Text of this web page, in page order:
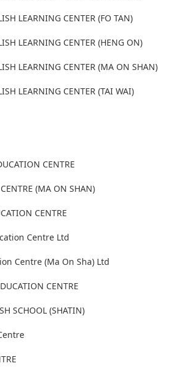
LEARNING CENTER (FO TAN)
LEARNING CENTER (HENG ON)
LEARNING CENTER (MA ON SHAN)
LEARNING CENTER (TAI WAI)
CENTRE
(MA ON SHAN)
CENTRE
Centre Ltd
Centre (Ma On Sha) Ltd
CENTRE
SCHOOL (SHATIN)